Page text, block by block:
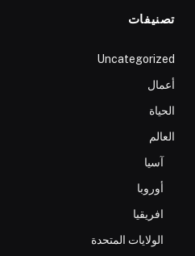
تصنيفات
Uncategorized
أعمال
الحياة
العالم
آسيا
أوروبا
افريقيا
الولايات المتحدة